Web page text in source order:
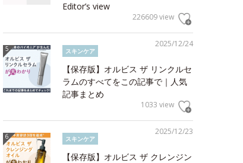
Editor’s view
226609 view
2025/12/24
スキンケア
【保存版】オルビス ザ リンクルセ
ラムのすべてをこの記事で｜人気
記事まとめ
1033 view
2025/12/23
スキンケア
【保存版】オルビス ザ クレンジン